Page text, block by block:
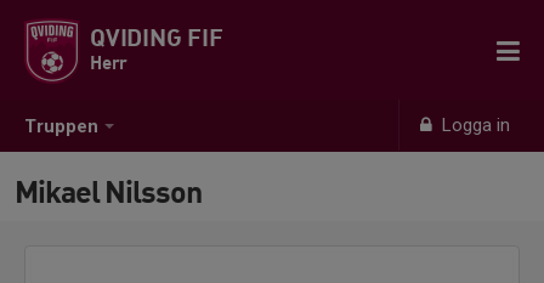
Truppen Logga in
QVIDING FIF
Herr
Mikael Nilsson